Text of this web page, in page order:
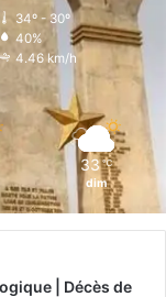
g
r
k
34º - 30º
40%
4.46 km/h
33 ℃
dim
| Décès de